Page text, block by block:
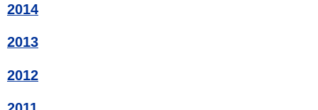
2014
2013
2012